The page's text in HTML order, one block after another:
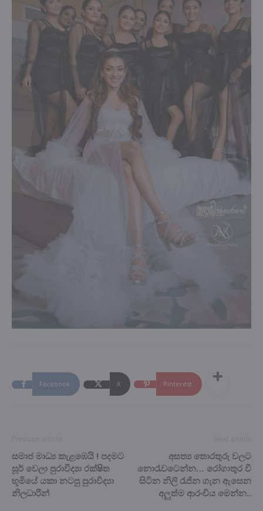
Facebook X Pinterest
සමාජ මාධ්‍ය කැළඹෙයි ! පදමට
සූර් වෙලා පුරාවිද්‍යා රක්ෂිත
භූමියේ යකා නටපු පුරාවිද්‍යා
නිලධාරීන්
අසත්‍ය තොරතුරු වලට
නොරැවටෙන්න… රෝගාතුර වී
සිටින නිලි රැජින ගැන ඇසෙන
අලුත්ම ආරංචිය මෙන්න..